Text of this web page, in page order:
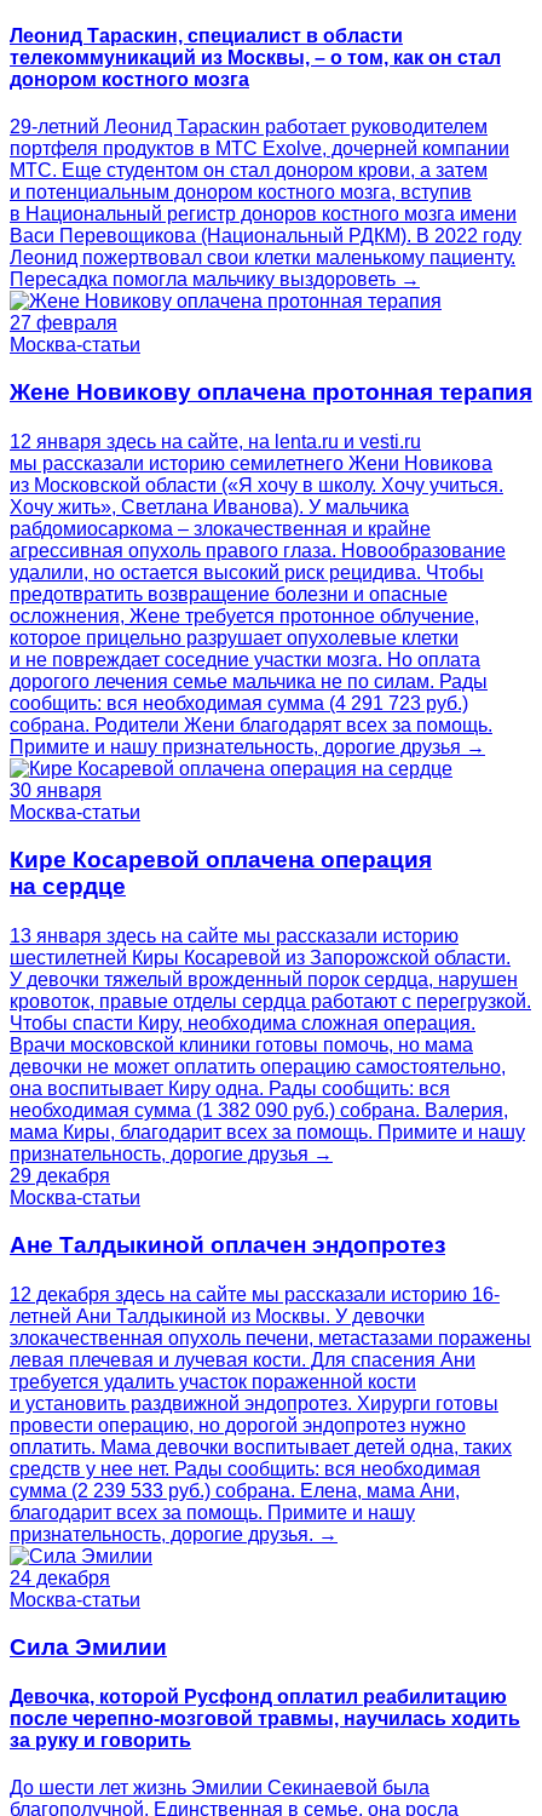
Леонид Тараскин, специалист в области
телекоммуникаций из Москвы, – о том, как он стал
донором костного мозга
29-летний Леонид Тараскин работает руководителем
портфеля продуктов в МТС Exolve, дочерней компании
МТС. Еще студентом он стал донором крови, а затем
и потенциальным донором костного мозга, вступив
в Национальный регистр доноров костного мозга имени
Васи Перевощикова (Национальный РДКМ). В 2022 году
Леонид пожертвовал свои клетки маленькому пациенту.
Пересадка помогла мальчику выздороветь →
27 февраля
Москва-статьи
Жене Новикову оплачена протонная терапия
12 января здесь на сайте, на lenta.ru и vesti.ru
мы рассказали историю семилетнего Жени Новикова
из Московской области («Я хочу в школу. Хочу учиться.
Хочу жить», Светлана Иванова). У мальчика
рабдомиосаркома – злокачественная и крайне
агрессивная опухоль правого глаза. Новообразование
удалили, но остается высокий риск рецидива. Чтобы
предотвратить возвращение болезни и опасные
осложнения, Жене требуется протонное облучение,
которое прицельно разрушает опухолевые клетки
и не повреждает соседние участки мозга. Но оплата
дорогого лечения семье мальчика не по силам. Рады
сообщить: вся необходимая сумма (4 291 723 руб.)
собрана. Родители Жени благодарят всех за помощь.
Примите и нашу признательность, дорогие друзья →
30 января
Москва-статьи
Кире Косаревой оплачена операция
на сердце
13 января здесь на сайте мы рассказали историю
шестилетней Киры Косаревой из Запорожской области.
У девочки тяжелый врожденный порок сердца, нарушен
кровоток, правые отделы сердца работают с перегрузкой.
Чтобы спасти Киру, необходима сложная операция.
Врачи московской клиники готовы помочь, но мама
девочки не может оплатить операцию самостоятельно,
она воспитывает Киру одна. Рады сообщить: вся
необходимая сумма (1 382 090 руб.) собрана. Валерия,
мама Киры, благодарит всех за помощь. Примите и нашу
признательность, дорогие друзья →
29 декабря
Москва-статьи
Ане Талдыкиной оплачен эндопротез
12 декабря здесь на сайте мы рассказали историю 16-
летней Ани Талдыкиной из Москвы. У девочки
злокачественная опухоль печени, метастазами поражены
левая плечевая и лучевая кости. Для спасения Ани
требуется удалить участок пораженной кости
и установить раздвижной эндопротез. Хирурги готовы
провести операцию, но дорогой эндопротез нужно
оплатить. Мама девочки воспитывает детей одна, таких
средств у нее нет. Рады сообщить: вся необходимая
сумма (2 239 533 руб.) собрана. Елена, мама Ани,
благодарит всех за помощь. Примите и нашу
признательность, дорогие друзья. →
24 декабря
Москва-статьи
Сила Эмилии
Девочка, которой Русфонд оплатил реабилитацию
после черепно-мозговой травмы, научилась ходить
за руку и говорить
До шести лет жизнь Эмилии Секинаевой была
благополучной. Единственная в семье, она росла